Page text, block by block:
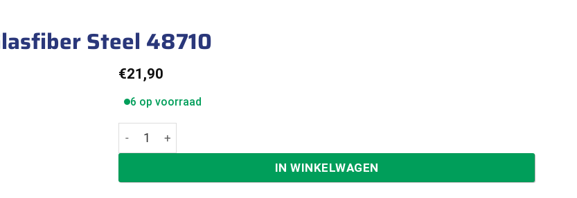
Steel 48710
€21,90
6 op voorraad
Ivana Moker 1000 gram met Glasfiber Steel 48710 aantal
IN WINKELWAGEN